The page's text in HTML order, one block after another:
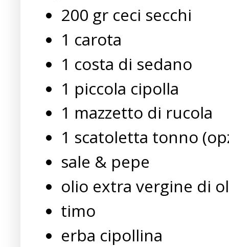
200 gr ceci secchi
1 carota
1 costa di sedano
1 piccola cipolla
1 mazzetto di rucola
1 scatoletta tonno
sale & pepe
olio extra vergine di
timo
erba cipollina